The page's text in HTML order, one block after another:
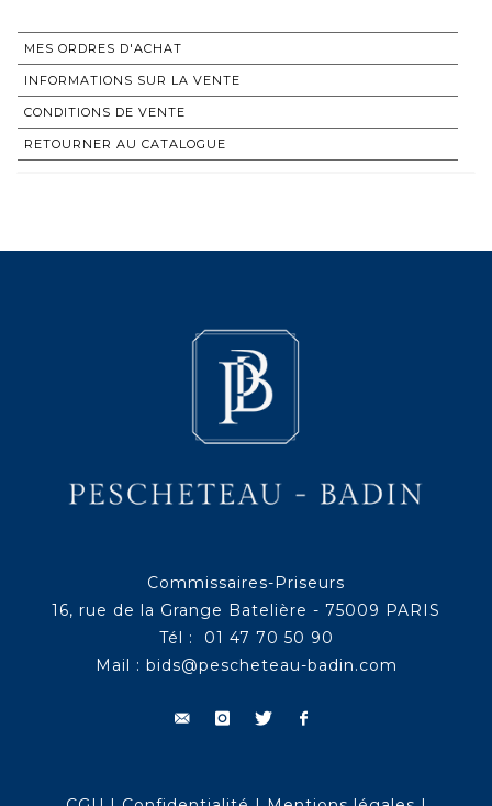
MES ORDRES D'ACHAT
INFORMATIONS SUR LA VENTE
CONDITIONS DE VENTE
RETOURNER AU CATALOGUE
Commissaires-Priseurs
16, rue de la Grange Batelière - 75009 PARIS
Tél : 01 47 70 50 90
Mail : bids@pescheteau-badin.com